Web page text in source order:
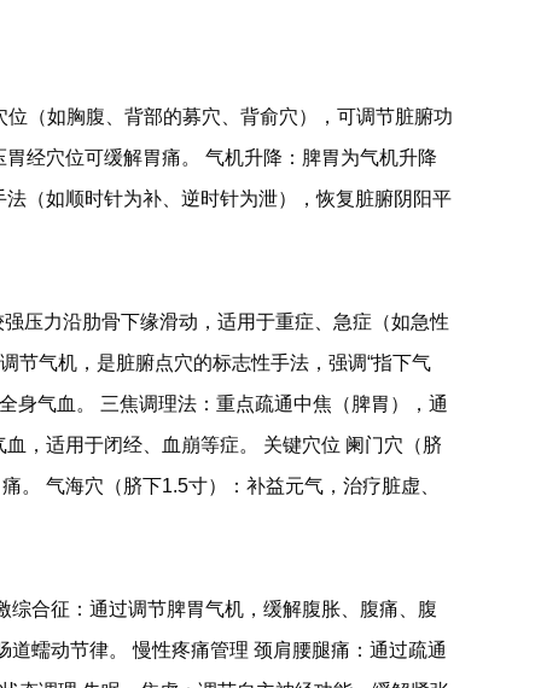
（如胸腹、背部的募穴、背俞穴），可调节脏腑功
经穴位可缓解胃痛。 气机升降：脾胃为气机升降
（如顺时针为补、逆时针为泄），恢复脏腑阴阳平
压力沿肋骨下缘滑动，适用于重症、急症（如急性
节气机，是脏腑点穴的标志性手法，强调“指下气
身气血。 三焦调理法：重点疏通中焦（脾胃），通
，适用于闭经、血崩等症。 关键穴位 阑门穴（脐
。 气海穴（脐下1.5寸）：补益元气，治疗脏虚、
综合征：通过调节脾胃气机，缓解腹胀、腹痛、腹
蠕动节律。 慢性疼痛管理 颈肩腰腿痛：通过疏通